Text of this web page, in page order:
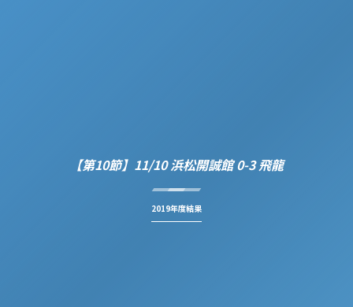
【第10節】11/10 浜松開誠館 0-3 飛龍
2019年度結果